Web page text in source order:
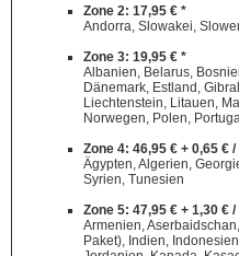
Zone 2: 17,95 € *
Andorra, Slowakei,
Zone 3: 19,95 € *
Albanien, Belarus,
Dänemark, Estland,
Liechtenstein, Litauen,
Norwegen, Polen,
Zone 4: 46,95 € + 0,65 €
Ägypten, Algerien,
Syrien, Tunesien
Zone 5: 47,95 € + 1,30 €
Armenien,
Paket), Indien,